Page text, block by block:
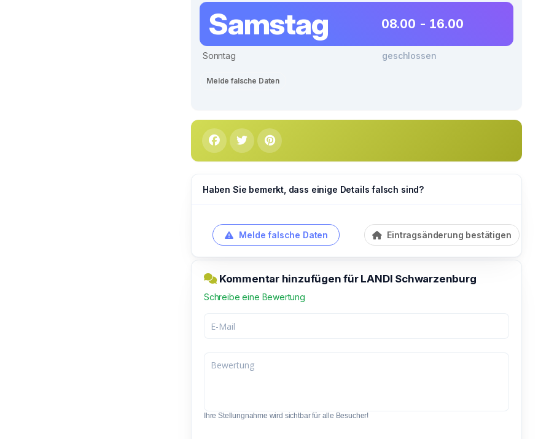
Samstag 08.00 - 16.00
Sonntag geschlossen
Melde falsche Daten
Haben Sie bemerkt, dass einige Details falsch sind?
Melde falsche Daten Eintragsänderung bestätigen
Kommentar hinzufügen für LANDI Schwarzenburg
Schreibe eine Bewertung
Ihre Stellungnahme wird sichtbar für alle Besucher!